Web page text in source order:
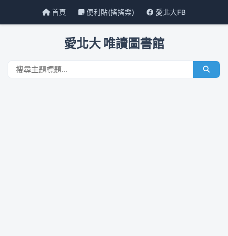
首頁 便利貼(搖搖樂) 愛北大FB
愛北大 唯讀圖書館